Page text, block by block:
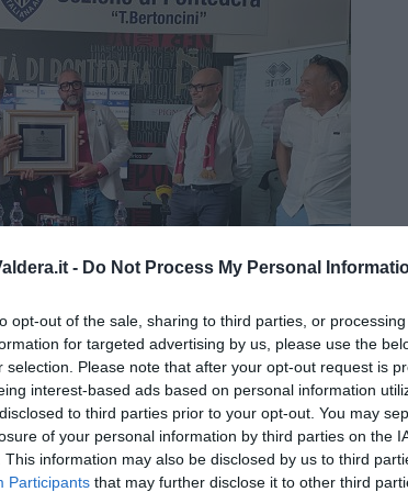
- Do Not Process My Personal
opt-out of the sale, sharing to third parties, or
for targeted advertising by us, please use the
selection. Please note that after your opt-out request is
interest-based ads based on personal information
to third parties prior to your opt-out. You may
of your personal information by third parties on the
This information may also be disclosed by us to third
Participants that may further disclose it to other third
della targa a Piero Gradassi
il 32% delle quote ha superato Rosettano Navarra,
un anno di svolta - ha confermato l'amministratore
e Navarra compone il Cda granata - il sindaco Franconi ci